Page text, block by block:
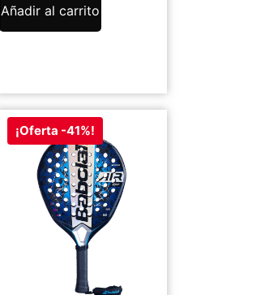
Añadir al carrito
¡Oferta -41%!